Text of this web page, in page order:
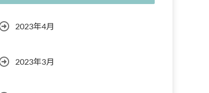
2023年4月
2023年3月